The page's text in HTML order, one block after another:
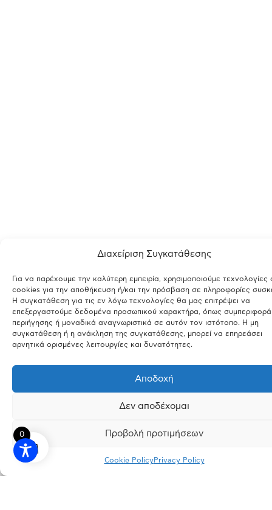
Διαχείριση Συγκατάθεσης
Για να παρέχουμε την καλύτερη εμπειρία, χρησιμοποιούμε τεχνολογίες
cookies για την αποθήκευση ή/και την πρόσβαση σε πληροφορίες
Η συγκατάθεση για τις εν λόγω τεχνολογίες θα μας επιτρέψει να
επεξεργαστούμε δεδομένα προσωπικού χαρακτήρα, όπως συμπεριφορά
περιήγησης ή μοναδικά αναγνωριστικά σε αυτόν τον ιστότοπο. Η μη
συγκατάθεση ή η ανάκληση της συγκατάθεσης, μπορεί να επηρεάσει
αρνητικά ορισμένες λειτουργίες και δυνατότητες.
Αποδοχή
Δεν αποδέχομαι
Προβολή προτιμήσεων
Cookie PolicyPrivacy Policy
0